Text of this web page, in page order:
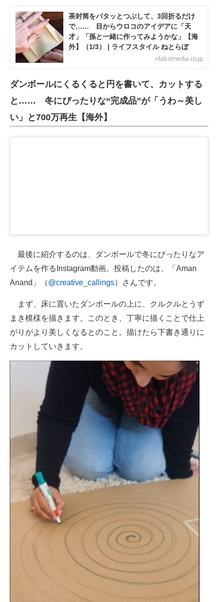
茶封筒をパタッとつぶして、3回折るだけ
で…… 目からウロコのアイデアに「天
才」「孫と一緒に作ってみようかな」【海
外】（1/3） | ライフスタイル ねとらぼ
nlab.itmedia.co.jp
ダンボールにくるくると円を書いて、カットする
と…… 冬にぴったりな“完成品”が「うわ～美し
い」と700万再生【海外】
最後に紹介するのは、ダンボールで冬にぴったりなア
イテムを作るInstagram動画。投稿したのは、「Aman
Anand」（@creative_callings）さんです。
まず、床に置いたダンボールの上に、クルクルとうず
まき模様を描きます。このとき、丁寧に描くことで仕上
がりがより美しくなるとのこと。描けたら下書き通りに
カットしていきます。